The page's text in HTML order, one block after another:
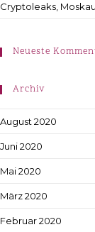
Cryptoleaks,
Neueste
Archiv
August 2020
Juni 2020
Mai 2020
März 2020
Februar 2020